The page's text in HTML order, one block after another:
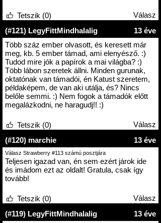
Válasz
Tetszik (0)
(#121) LegyFittMindhalalig
13 éve
Több száz ember olvasott, és keresett már
meg, kb. 5 ember támad, ami elenyésző. :)
Tudod mire jók a papírok a mai világba? :)
Több lábon szeretek állni. Minden gurunak,
oktatónak van támadói, én Katust szeretem,
példaképem, de van aki utálja, és? Nincs
belőle semmi. :) Nem fogok a támadók előtt
megalázkodni, ne haragudj!! :)
Válasz
Tetszik (0)
(#120) marchie
13 éve
Válasz Strawberry #113 számú posztjára
Teljesen igazad van, én sem ezért járok ide
és imádom ezt az oldalt! Gratula, csak így
tovább!
Válasz
Tetszik (0)
(#119) LegyFittMindhalalig
13 éve